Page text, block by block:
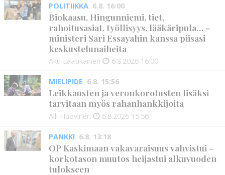
POLITIIKKA 6.8. 16:00
Biokaasu, Hingunniemi, tiet,
rahoitusasiat, työllisyys, lääkäripula… –
ministeri Sari Essayahin kanssa piisasi
keskustelunaiheita
Aku Laatikainen 6.8.2026 16:00
MIELIPIDE 6.8. 15:56
Leikkausten ja veronkorotusten lisäksi
tarvitaan myös rahanhankkijoita
Alli Huovinen 6.8.2026 15:56
PANKKI 6.8. 13:18
OP Kaskimaan vakavaraisuus vahvistui –
korkotason muutos heijastui alkuvuoden
tulokseen